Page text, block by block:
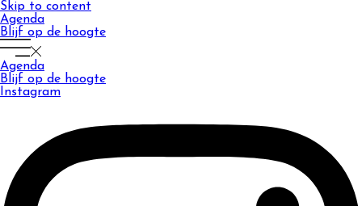
Skip to content
Agenda
Blijf op de hoogte
Agenda
Blijf op de hoogte
Instagram